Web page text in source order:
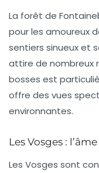
La forêt de
pour les amoureux
sentiers sinueux et
attire de nombreux
bosses est
offre des vues
environnantes.
Les Vosges :
Les Vosges sont